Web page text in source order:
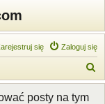
Zaloguj się
się
z
posty na tym